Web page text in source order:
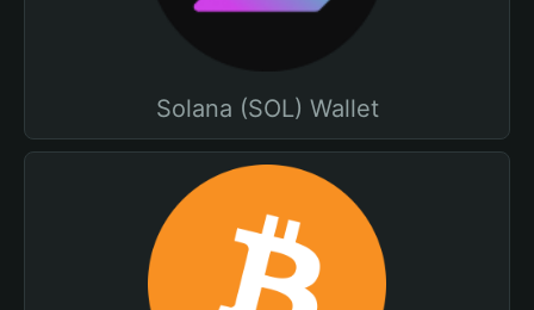
Solana (SOL) Wallet